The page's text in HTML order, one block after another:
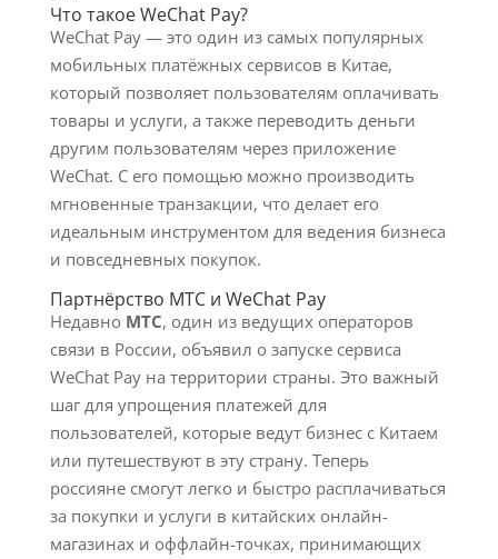
Что такое WeChat Pay?
WeChat Pay — это один из самых популярных
мобильных платёжных сервисов в Китае,
который позволяет пользователям оплачивать
товары и услуги, а также переводить деньги
другим пользователям через приложение
WeChat. С его помощью можно производить
мгновенные транзакции, что делает его
идеальным инструментом для ведения бизнеса
и повседневных покупок.
Партнёрство МТС и WeChat Pay
Недавно МТС, один из ведущих операторов
связи в России, объявил о запуске сервиса
WeChat Pay на территории страны. Это важный
шаг для упрощения платежей для
пользователей, которые ведут бизнес с Китаем
или путешествуют в эту страну. Теперь
россияне смогут легко и быстро расплачиваться
за покупки и услуги в китайских онлайн-
магазинах и оффлайн-точках, принимающих